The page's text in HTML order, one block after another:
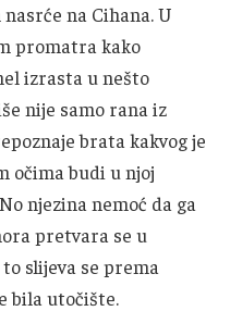
na Cihana. U
promatra kako
izrasta u nešto
nije samo rana iz
brata kakvog je
očima budi u njoj
njezina nemoć da ga
pretvara se u
slijeva se prema
bila utočište.